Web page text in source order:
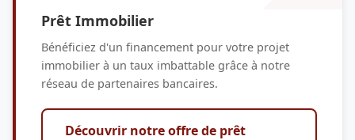
Prêt Immobilier
Bénéficiez d'un financement pour votre projet
immobilier à un taux imbattable grâce à notre
réseau de partenaires bancaires.
Découvrir notre offre de prêt